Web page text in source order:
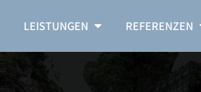
LEISTUNGEN REFERENZEN